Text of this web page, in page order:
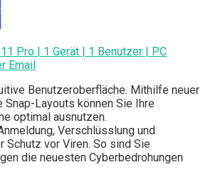
Pro | 1 Gerät | 1 Benutzer | PC
Email
Benutzeroberfläche. Mithilfe neuer
Snap-Layouts können Sie Ihre
optimal ausnutzen.
Verschlüsslung und
Schutz vor Viren. So sind Sie
die neuesten Cyberbedrohungen